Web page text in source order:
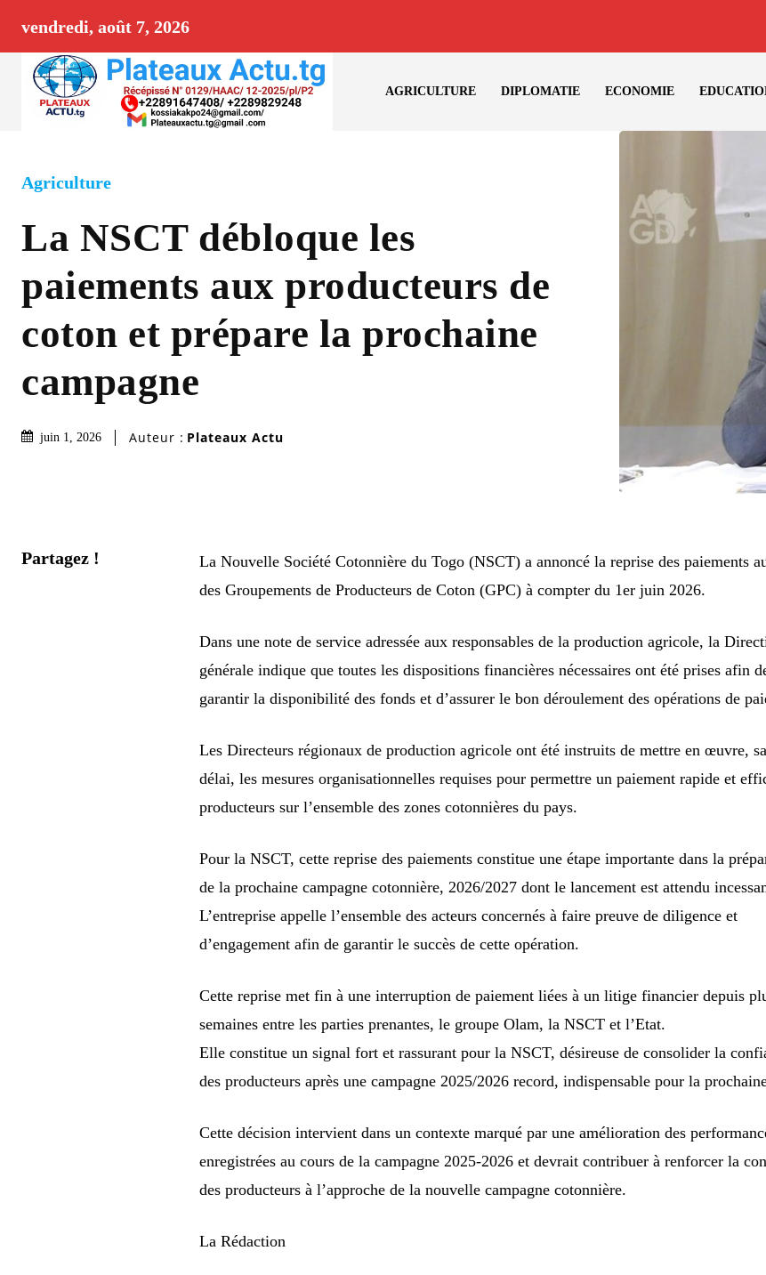
vendredi, août 7, 2026
AGRICULTURE DIPLOMATIE ECONOMIE
Agriculture
La NSCT débloque les
paiements aux producteurs de
coton et prépare la prochaine
campagne
juin 1, 2026 Auteur : Plateaux Actu
Partagez !
La Nouvelle Société Cotonnière du Togo (NSCT) a annoncé la reprise des paiements
des Groupements de Producteurs de Coton (GPC) à compter du 1er juin 2026.
Dans une note de service adressée aux responsables de la production agricole, la
générale indique que toutes les dispositions financières nécessaires ont été prises afin
garantir la disponibilité des fonds et d’assurer le bon déroulement des opérations de
Les Directeurs régionaux de production agricole ont été instruits de mettre en œuvre,
délai, les mesures organisationnelles requises pour permettre un paiement rapide et
producteurs sur l’ensemble des zones cotonnières du pays.
Pour la NSCT, cette reprise des paiements constitue une étape importante dans la
de la prochaine campagne cotonnière, 2026/2027 dont le lancement est attendu
L’entreprise appelle l’ensemble des acteurs concernés à faire preuve de diligence et
d’engagement afin de garantir le succès de cette opération.
Cette reprise met fin à une interruption de paiement liées à un litige financier depuis
semaines entre les parties prenantes, le groupe Olam, la NSCT et l’Etat.
Elle constitue un signal fort et rassurant pour la NSCT, désireuse de consolider la
des producteurs après une campagne 2025/2026 record, indispensable pour la
Cette décision intervient dans un contexte marqué par une amélioration des
enregistrées au cours de la campagne 2025-2026 et devrait contribuer à renforcer la
des producteurs à l’approche de la nouvelle campagne cotonnière.
La Rédaction